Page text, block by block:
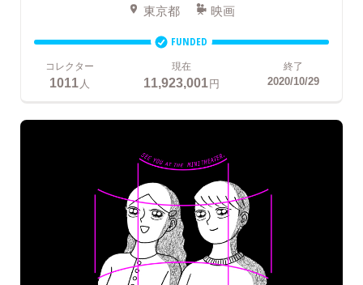
東京都 映画
FUNDED
コレクター
1011 人
現在
11,923,001円
終了
2020/10/29